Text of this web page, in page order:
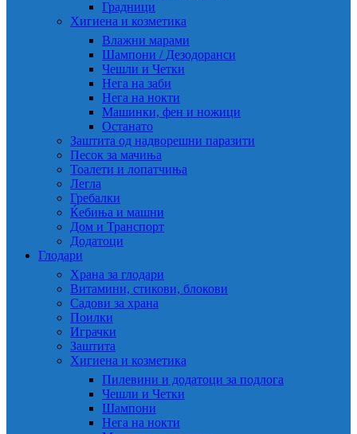
Градници
Хигиена и козметика
Влажни марами
Шампони / Дезодоранси
Чешли и Четки
Нега на заби
Нега на нокти
Машинки, фен и ножици
Останато
Заштита од надворешни паразити
Песок за мачиња
Тоалети и лопатчиња
Легла
Гребалки
Ќебиња и машни
Дом и Транспорт
Додатоци
Глодари
Храна за глодари
Витамини, стикови, блокови
Садови за храна
Поилки
Играчки
Заштита
Хигиена и козметика
Пилевини и додатоци за подлога
Чешли и Четки
Шампони
Нега на нокти